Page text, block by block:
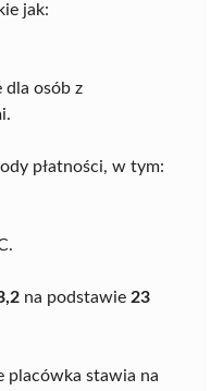
jak:
dla osób z
płatności, w tym:
na podstawie 23
placówka stawia na